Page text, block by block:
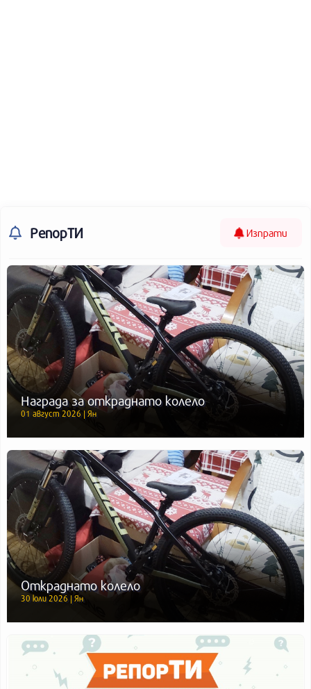
РепорТИ Изпрати
Награда за откраднато колело
01 август 2026 | Ян
Откраднато колело
30 юли 2026 | Ян